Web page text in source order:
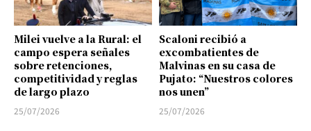
Milei vuelve a la Rural: el
campo espera señales
sobre retenciones,
competitividad y reglas
de largo plazo
25/07/2026
Scaloni recibió a
excombatientes de
Malvinas en su casa de
Pujato: “Nuestros colores
nos unen”
25/07/2026